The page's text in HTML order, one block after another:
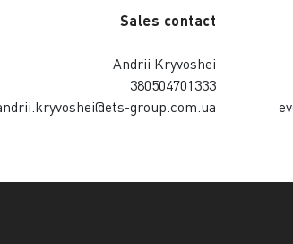
Sales contact
Andrii Kryvoshei
380504701333
andrii.kryvoshei@ets-group.com.ua